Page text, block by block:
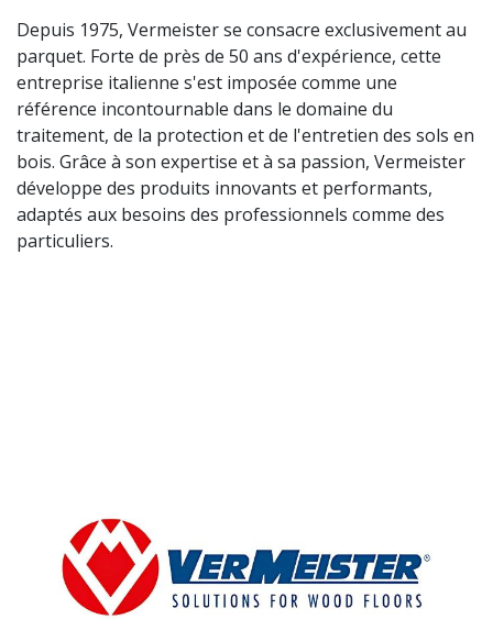
Depuis 1975, Vermeister se consacre exclusivement au
parquet. Forte de près de 50 ans d'expérience, cette
entreprise italienne s'est imposée comme une
référence incontournable dans le domaine du
traitement, de la protection et de l'entretien des sols en
bois. Grâce à son expertise et à sa passion, Vermeister
développe des produits innovants et performants,
adaptés aux besoins des professionnels comme des
particuliers.